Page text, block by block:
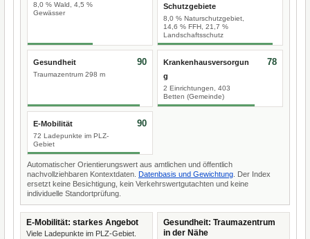
8,0 % Wald, 4,5 %
Gewässer
Schutzgebiete
8,0 % Naturschutzgebiet,
14,6 % FFH, 21,7 %
Landschaftsschutz
Gesundheit
Traumazentrum 298 m
90
Krankenhausversorgun
g
2 Einrichtungen, 403
Betten (Gemeinde)
78
E-Mobilität
72 Ladepunkte im PLZ-
Gebiet
90
Automatischer Orientierungswert aus amtlichen und öffentlich
nachvollziehbaren Kontextdaten. Datenbasis und Gewichtung . Der Index
ersetzt keine Besichtigung, kein Verkehrswertgutachten und keine
individuelle Standortprüfung.
E-Mobilität: starkes Angebot
Viele Ladepunkte im PLZ-Gebiet.
Gesundheit: Traumazentrum
in der Nähe